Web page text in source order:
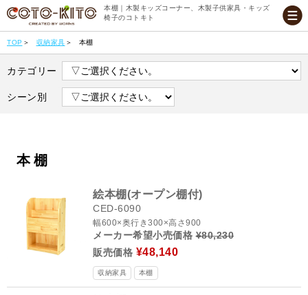
本棚｜木製キッズコーナー、木製子供家具・キッズ
椅子のコトキト
TOP 収納家具 本棚
カテゴリー
シーン別
本棚
絵本棚(オープン棚付)
CED-6090
幅600×奥行き300×高さ900
メーカー希望小売価格¥80,230
販売価格 ¥48,140
収納家具 本棚